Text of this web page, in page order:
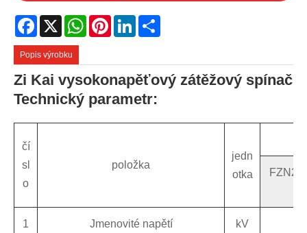
Facebook
X WhatsAppPinterestLinkedIn
Popis výrobku
Zi Kai vysokonapěťový zátěžový spínač
Technický parametr:
čí
sl
o
položka
jedn
otka
1 Jmenovité napětí kV